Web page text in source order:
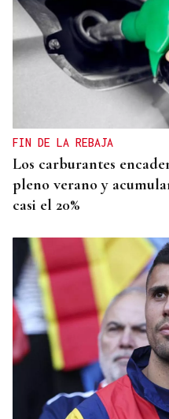
FESTIVAL INTERNACIONAL
Vilariño de Conso
FIN DE LA REBAJA
Los carburantes
pleno verano y
casi el 20%